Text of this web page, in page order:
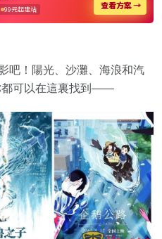
吧！陽光、沙灘、海浪和汽
都可以在這裏找到——